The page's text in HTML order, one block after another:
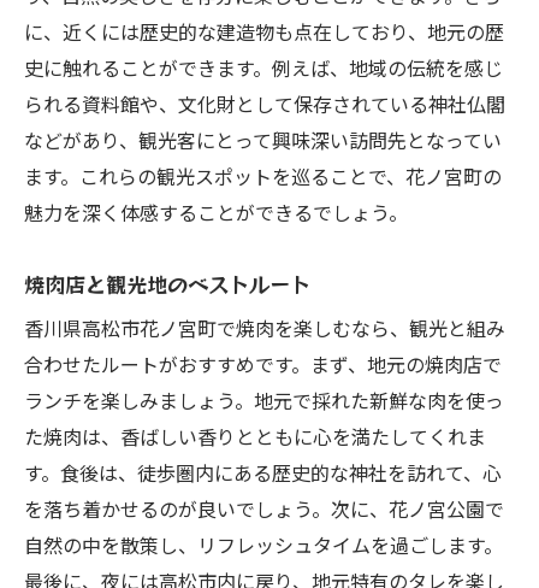
香川県産牛肉の特長と美味しさ
地元野菜を使った焼肉サイドディッシュ
地元農家と焼肉店の連携した取り組み
食材にこだわる地元の焼肉店紹介
香川県ならではの調味料の魅力
焼肉の美味しさが際立つ香川県高松市花ノ宮町
の魅力
花ノ宮町の焼肉店が持つ独自の魅力
香川県高松市で味わう焼肉の多様性
焼肉の歴史と高松市の食文化
焼肉を取り囲む地元の伝統と文化
に、近くには歴史的な建造物も点在しており、地元の歴
史に触れることができます。例えば、地域の伝統を感じ
られる資料館や、文化財として保存されている神社仏閣
などがあり、観光客にとって興味深い訪問先となってい
ます。これらの観光スポットを巡ることで、花ノ宮町の
魅力を深く体感することができるでしょう。
焼肉店と観光地のベストルート
香川県高松市花ノ宮町で焼肉を楽しむなら、観光と組み
合わせたルートがおすすめです。まず、地元の焼肉店で
ランチを楽しみましょう。地元で採れた新鮮な肉を使っ
た焼肉は、香ばしい香りとともに心を満たしてくれま
す。食後は、徒歩圏内にある歴史的な神社を訪れて、心
を落ち着かせるのが良いでしょう。次に、花ノ宮公園で
自然の中を散策し、リフレッシュタイムを過ごします。
最後に、夜には高松市内に戻り、地元特有のタレを楽し